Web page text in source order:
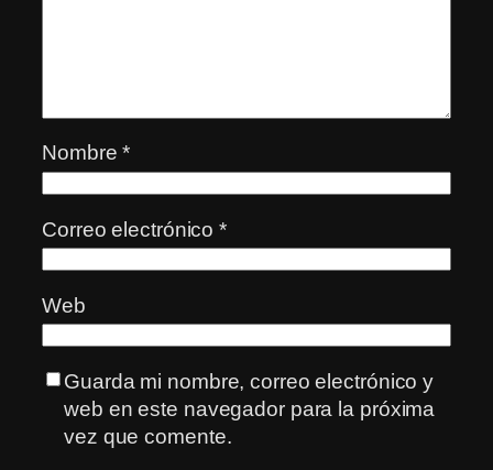
Nombre*
Correo electrónico*
Web
Guarda mi nombre, correo electrónico y
web en este navegador para la próxima
vez que comente.